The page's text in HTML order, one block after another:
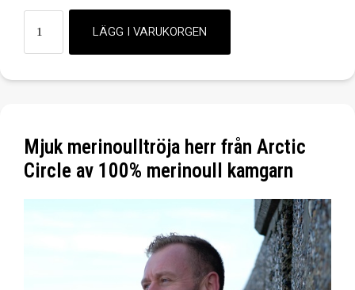
Mjuk merinoulltröja herr från Arctic
Circle av 100% merinoull kamgarn